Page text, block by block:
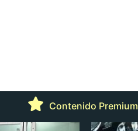
Contenido Premium